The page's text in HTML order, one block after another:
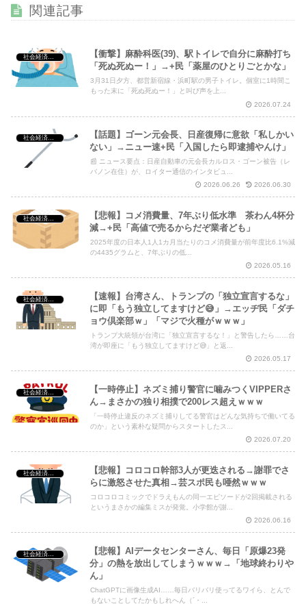
Powered by livedoor 相互RSS
関連記事
社会経済・政治
【衝撃】麻酔科医(39)、駅トイレで自分に麻酔打ち
「死ぬ死ぬー！」→+民「薬屋のひとりごとかな」
3月31日夕方、都営新宿線・浜町駅の男子トイレ。個室に1時間こ
もった末に「死ぬ死ぬー！」と叫び声を上...
2026.07.24
社会経済・政治
【話題】ゴーン元会長、日産復帰に意欲「私しかい
ない」→ニュー速+民「入国したら即逮捕やんけ」
📰 ニュース要点：日産自動車の元会長カルロス・ゴーン被告（レ
バノン在住）が、ロイター通信のインタビュ...
2026.06.26
2026.06.30
社会経済・政治
【悲報】コメ消費量、7年ぶり低水準 茶わん4杯分
減→+民「高値で売るからだぞ業者ども」
2025年度の日本人1人1カ月当たりのコメ消費量が前年度比6.1%減
の4435グラムと、7年ぶりの低...
2026.05.16
社会経済・政治
【速報】台湾さん、トランプの「独立宣言するな」
に即「もう独立してますけど😅」→エッヂ民「ダチ
ョウ倶楽部ｗ」「マジで火種がｗｗｗ」
トランプ大統領が台湾に「独立宣言するな！」と警告したら……台
湾が即座に「もう独立してますけど😅」と返...
2026.05.17
社会経済・政治
【一時停止】ネズミ捕り警官に噛みつくVIPPERさ
ん→まさかの独り相撲で200レス超えｗｗｗ
「一時停止違反のネズミ捕りしてる警官はどんな気持ちで働いてる
のか」という素朴な疑問からスタートしたス...
2026.07.20
社会経済・政治
【悲報】コロコロ幹部3人が更迭される→謝罪でさ
らに激怒させた真相→芸スポ民も唖然ｗｗｗ
コロコロコミックでドラえもんの同一エピソードが2回掲載される
というまさかの編集ミスが発覚。小学館が謝...
2026.06.16
【悲報】AIデータセンターさん、毎日「原爆23発
分」の熱を放出してしまうｗｗｗ→「地球終わりや
ん」
ChatGPTに画像生成AI……毎日バリバリ使ってるワイら、とんで
もないことしてたかもしれへん（´・...